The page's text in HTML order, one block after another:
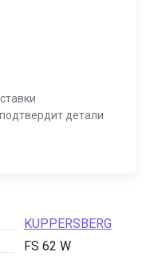
детали
KUPPERSBERG
FS 62 W